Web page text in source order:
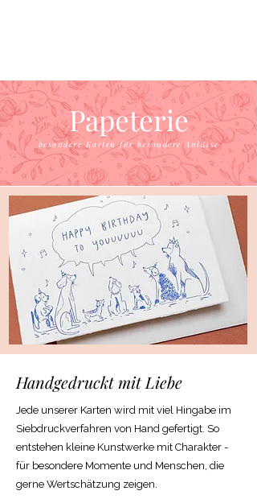
Papeterie
besondere Karten für besondere Anlässe
Handgedruckt mit Liebe
Jede unserer Karten wird mit viel Hingabe im
Siebdruckverfahren von Hand gefertigt. So
entstehen kleine Kunstwerke mit Charakter -
für besondere Momente und Menschen, die
gerne Wertschätzung zeigen.